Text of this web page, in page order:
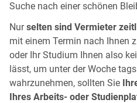
Suche nach einer schönen
Nurselten sind Vermieter
mit einem Termin nach Ihnen
oder Ihr Studium Ihnen also
lässt, um unter der Woche
wahrzunehmen, sollten Sie
Ihres Arbeits- oder